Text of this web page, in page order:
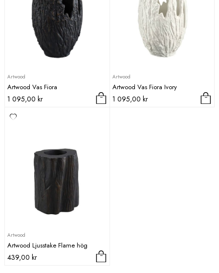
Artwood
Artwood Vas Fiora
1 095,00 kr
Artwood
Artwood Vas Fiora Ivory
1 095,00 kr
Artwood
Artwood Ljusstake Flame hög
439,00 kr